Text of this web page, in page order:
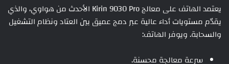
يعتمد الهاتف على معالج Kirin 9030 Pro الأحدث من هواوي، والذي
يقدّم مستويات أداء عالية عبر دمج عميق بين العتاد ونظام التشغيل
والسحابة. ويوفر الهاتف:
سرعة معالجة محسنة.